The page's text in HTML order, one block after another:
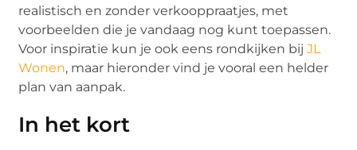
realistisch en zonder verkooppraatjes, met
voorbeelden die je vandaag nog kunt toepassen.
Voor inspiratie kun je ook eens rondkijken bijJL
Wonen, maar hieronder vind je vooral een helder
plan van aanpak.
In het kort